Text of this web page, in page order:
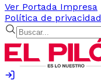
Ver Portada Impresa
Política de privacidad